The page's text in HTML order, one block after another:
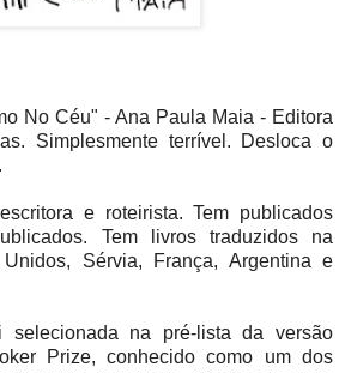
No Céu" - Ana Paula Maia - Editora
Simplesmente terrível. Desloca o
e roteirista. Tem publicados
Tem livros traduzidos na
Sérvia, França, Argentina e
na pré-lista da versão
Prize, conhecido como um dos